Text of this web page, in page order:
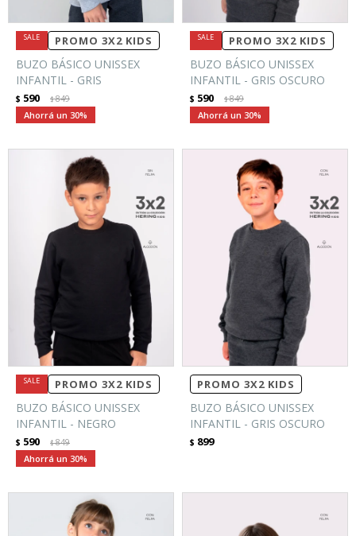
PROMO 3X2 KIDS
BUZO BÁSICO UNISSEX
INFANTIL - GRIS
$ 590 $849
30
PROMO 3X2 KIDS
BUZO BÁSICO UNISSEX
INFANTIL - GRIS OSCURO
$ 590 $849
30
PROMO 3X2 KIDS
BUZO BÁSICO UNISSEX
INFANTIL - NEGRO
$ 590 $849
30
PROMO 3X2 KIDS
BUZO BÁSICO UNISSEX
INFANTIL - GRIS OSCURO
$ 899